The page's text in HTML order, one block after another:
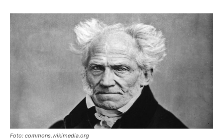
Foto: commons.wikimedia.org